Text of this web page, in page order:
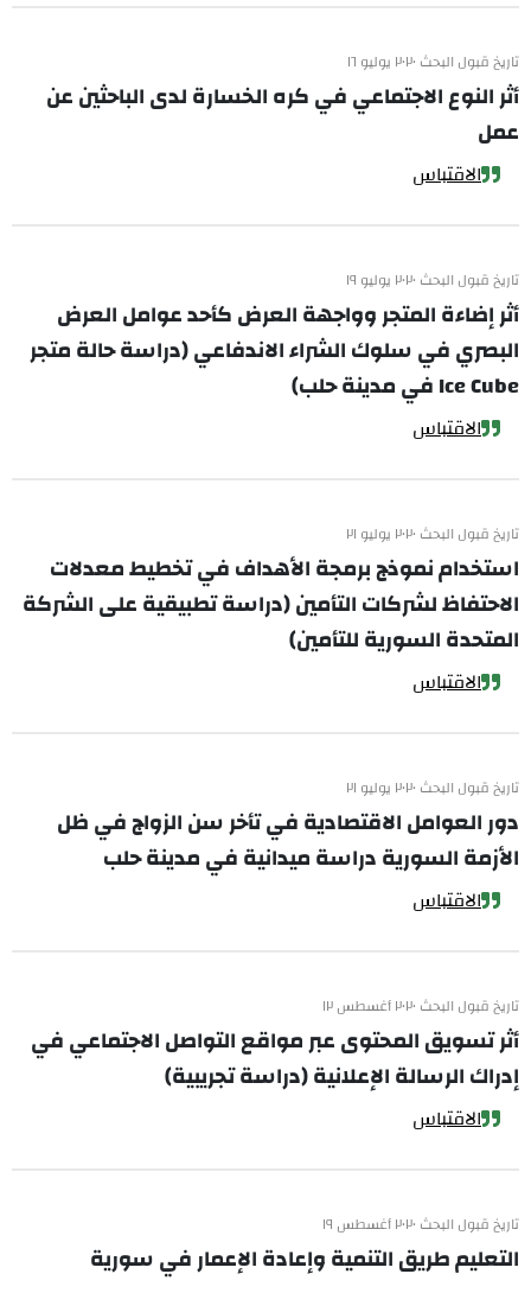
تاريخ قبول البحث ٢٠٢٠ يوليو ١٦
أثر النوع الاجتماعي في كره الخسارة لدى الباحثين عن
عمل
الاقتباس
تاريخ قبول البحث ٢٠٢٠ يوليو ١٩
أثر إضاءة المتجر وواجهة العرض كأحد عوامل العرض
البصري في سلوك الشراء الاندفاعي (دراسة حالة متجر
Ice Cube في مدينة حلب)
الاقتباس
تاريخ قبول البحث ٢٠٢٠ يوليو ٢١
استخدام نموذج برمجة الأهداف في تخطيط معدلات
الاحتفاظ لشركات التأمين (دراسة تطبيقية على الشركة
المتحدة السورية للتأمين)
الاقتباس
تاريخ قبول البحث ٢٠٢٠ يوليو ٢١
دور العوامل الاقتصادية في تأخر سن الزواج في ظل
الأزمة السورية دراسة ميدانية في مدينة حلب
الاقتباس
تاريخ قبول البحث ٢٠٢٠ أغسطس ١٢
أثر تسويق المحتوى عبر مواقع التواصل الاجتماعي في
إدراك الرسالة الإعلانية (دراسة تجريبية)
الاقتباس
تاريخ قبول البحث ٢٠٢٠ أغسطس ١٩
التعليم طريق التنمية وإعادة الإعمار في سورية